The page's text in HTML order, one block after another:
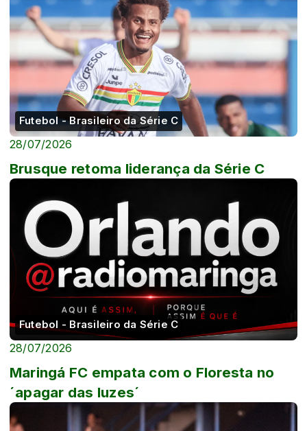
Futebol - Brasileiro da Série C
28/07/2026
Brusque retoma liderança da Série C
Futebol - Brasileiro da Série C
28/07/2026
Maringá FC empata com o Floresta no
´apagar das luzes´